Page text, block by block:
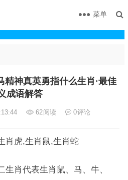
菜单
精神真英勇指什么生肖·最佳
成语解答
62阅读 0评论
肖虎,生肖鼠,生肖蛇
肖代表生肖鼠、马、牛、